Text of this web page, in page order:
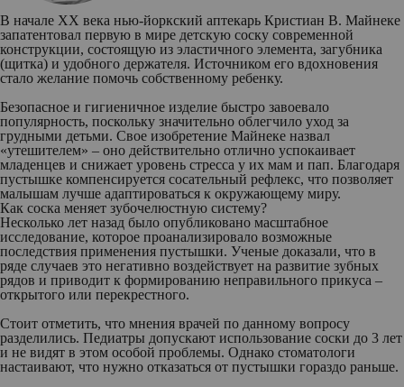
В начале ХХ века нью-йоркский аптекарь Кристиан В. Майнеке
запатентовал первую в мире детскую соску современной
конструкции, состоящую из эластичного элемента, загубника
(щитка) и удобного держателя. Источником его вдохновения
стало желание помочь собственному ребенку.
Безопасное и гигиеничное изделие быстро завоевало
популярность, поскольку значительно облегчило уход за
грудными детьми. Свое изобретение Майнеке назвал
«утешителем» – оно действительно отлично успокаивает
младенцев и снижает уровень стресса у их мам и пап. Благодаря
пустышке компенсируется сосательный рефлекс, что позволяет
малышам лучше адаптироваться к окружающему миру.
Как соска меняет зубочелюстную систему?
Несколько лет назад было опубликовано масштабное
исследование, которое проанализировало возможные
последствия применения пустышки. Ученые доказали, что в
ряде случаев это негативно воздействует на развитие зубных
рядов и приводит к формированию неправильного прикуса –
открытого или перекрестного.
Стоит отметить, что мнения врачей по данному вопросу
разделились. Педиатры допускают использование соски до 3 лет
и не видят в этом особой проблемы. Однако стоматологи
настаивают, что нужно отказаться от пустышки гораздо раньше.